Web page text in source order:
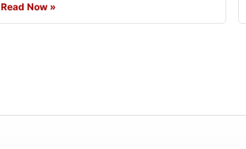
Read Now »